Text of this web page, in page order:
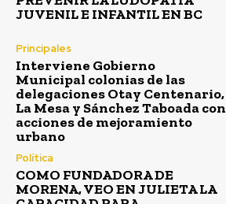
JUVENIL E INFANTIL EN BC
Principales
Interviene Gobierno
Municipal colonias de las
delegaciones Otay Centenario,
La Mesa y Sánchez Taboada con
acciones de mejoramiento
urbano
Política
COMO FUNDADORA DE
MORENA, VEO EN JULIETA LA